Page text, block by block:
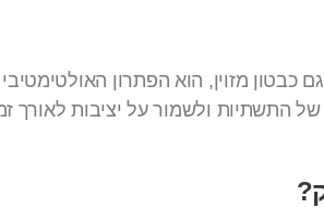
כבטון מזוין, הוא הפתרון
של התשתיות ולשמור על יציבות לאורך